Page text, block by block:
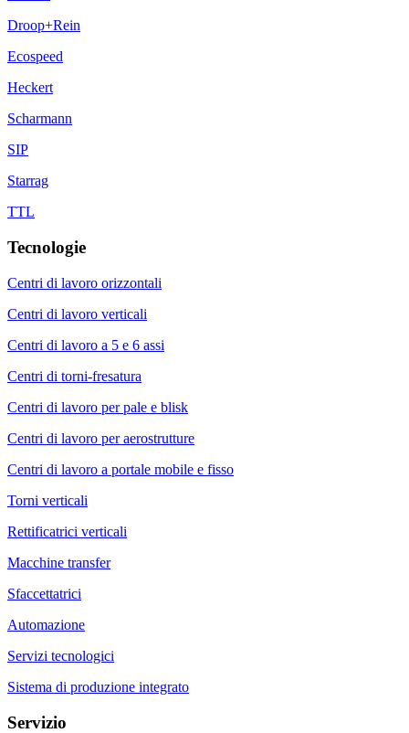
Droop+Rein
Ecospeed
Heckert
Scharmann
SIP
Starrag
TTL
Tecnologie
Centri di lavoro orizzontali
Centri di lavoro verticali
Centri di lavoro a 5 e 6 assi
Centri di torni-fresatura
Centri di lavoro per pale e blisk
Centri di lavoro per aerostrutture
Centri di lavoro a portale mobile e fisso
Torni verticali
Rettificatrici verticali
Macchine transfer
Sfaccettatrici
Automazione
Servizi tecnologici
Sistema di produzione integrato
Servizio